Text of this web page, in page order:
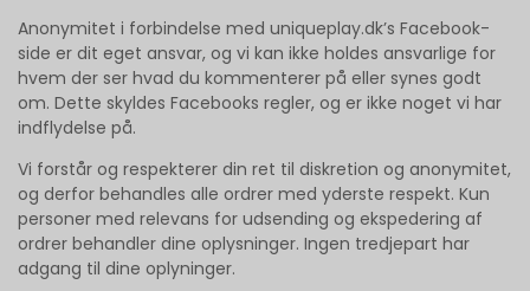
Anonymitet i forbindelse med uniqueplay.dk’s Facebook-
side er dit eget ansvar, og vi kan ikke holdes ansvarlige for
hvem der ser hvad du kommenterer på eller synes godt
om. Dette skyldes Facebooks regler, og er ikke noget vi har
indflydelse på.
Vi forstår og respekterer din ret til diskretion og anonymitet,
og derfor behandles alle ordrer med yderste respekt. Kun
personer med relevans for udsending og ekspedering af
ordrer behandler dine oplysninger. Ingen tredjepart har
adgang til dine oplyninger.